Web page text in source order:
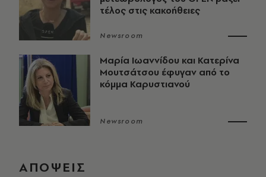
τέλος στις κακοήθειες
Newsroom
Μαρία Ιωαννίδου και Κατερίνα
Μουτσάτσου έφυγαν από το
κόμμα Καρυστιανού
Newsroom
ΑΠΟΨΕΙΣ